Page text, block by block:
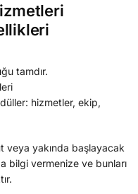
tamdır.
hizmetler, ekip,
veya yakında başlayacak
bilgi vermenize ve bunları